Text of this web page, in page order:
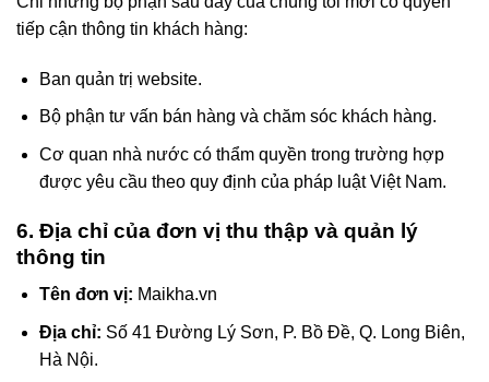
tiếp cận thông tin khách hàng:
Ban quản trị website.
Bộ phận tư vấn bán hàng và chăm sóc khách hàng.
Cơ quan nhà nước có thẩm quyền trong trường hợp
được yêu cầu theo quy định của pháp luật Việt Nam.
6. Địa chỉ của đơn vị thu thập và quản lý
thông tin
Tên đơn vị: Maikha.vn
Địa chỉ: Số 41 Đường Lý Sơn, P. Bồ Đề, Q. Long Biên,
Hà Nội.